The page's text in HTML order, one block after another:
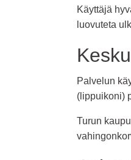
Käyttäjä
luovuteta
Palvelun
(lippuikoni)
Turun